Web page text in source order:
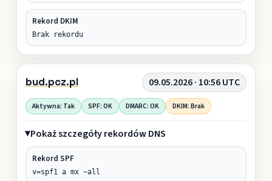
Rekord DKIM
Brak rekordu
bud.pcz.pl 09.05.2026 · 10:56 UTC
Aktywna: Tak SPF: OK DMARC: OK DKIM: Brak
Pokaż szczegóły rekordów DNS
Rekord SPF
v=spf1 a mx ~all